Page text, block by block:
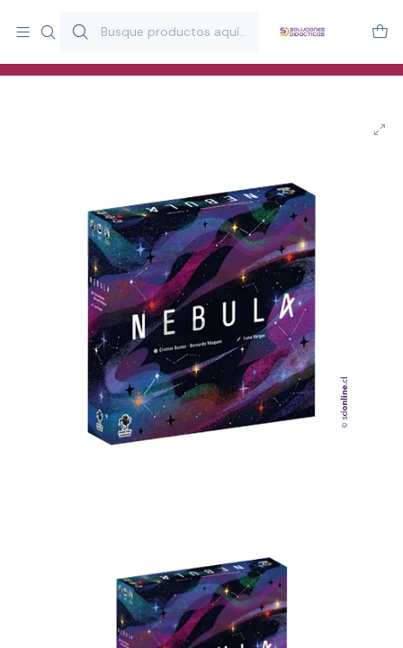
y estimulación infantil en Chile.
Especialistas en recursos educativos para aulas, terapeutas y